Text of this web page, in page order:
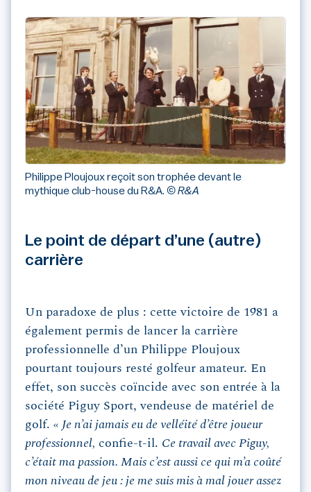
Philippe Ploujoux reçoit son trophée devant le
mythique club-house du R&A. © R&A
Le point de départ d’une (autre)
carrière
Un paradoxe de plus : cette victoire de 1981 a
également permis de lancer la carrière
professionnelle d’un Philippe Ploujoux
pourtant toujours resté golfeur amateur. En
effet, son succès coïncide avec son entrée à la
société Piguy Sport, vendeuse de matériel de
golf. « Je n’ai jamais eu de velléité d’être joueur
professionnel, confie-t-il. Ce travail avec Piguy,
c’était ma passion. Mais c’est aussi ce qui m’a coûté
mon niveau de jeu : je me suis mis à mal jouer assez